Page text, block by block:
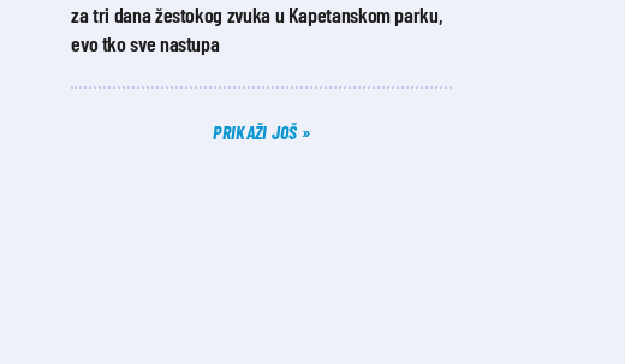
za tri dana žestokog zvuka u Kapetanskom parku,
evo tko sve nastupa
PRIKAŽI JOŠ